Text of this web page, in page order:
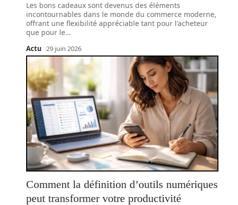
Les bons cadeaux sont devenus des éléments
incontournables dans le monde du commerce moderne,
offrant une flexibilité appréciable tant pour l'acheteur
que pour le…
Actu 29 juin 2026
Comment la définition d’outils numériques
peut transformer votre productivité